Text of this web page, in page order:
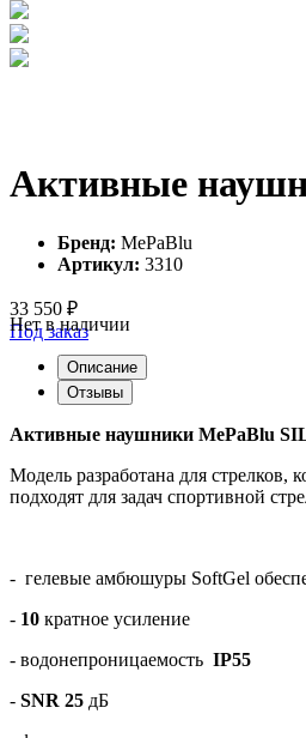
Активные
Бренд: MePaBlu
Артикул: 3310
33 550 ₽
Под заказ
Нет в наличии
Описание
Отзывы
Активные наушники MePaBlu
Модель разработана для
подходят для задач спортивной
- гелевые амбюшуры SoftGel
- 10 кратное усиление
- водонепроницаемость IP55
- SNR 25 дБ